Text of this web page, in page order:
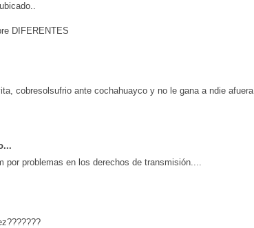
DIFERENTES
cobresolsufrio ante cochahuayco y no le gana a ndie afuera
por problemas en los derechos de transmisión....